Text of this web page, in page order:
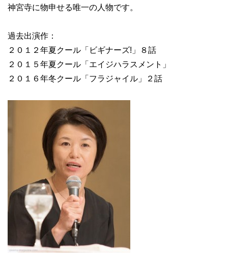
神宮寺に物申せる唯一の人物です。
過去出演作：
２０１２年夏クール「ビギナーズ!」８話
２０１５年夏クール「エイジハラスメント」
２０１６年冬クール「フラジャイル」２話